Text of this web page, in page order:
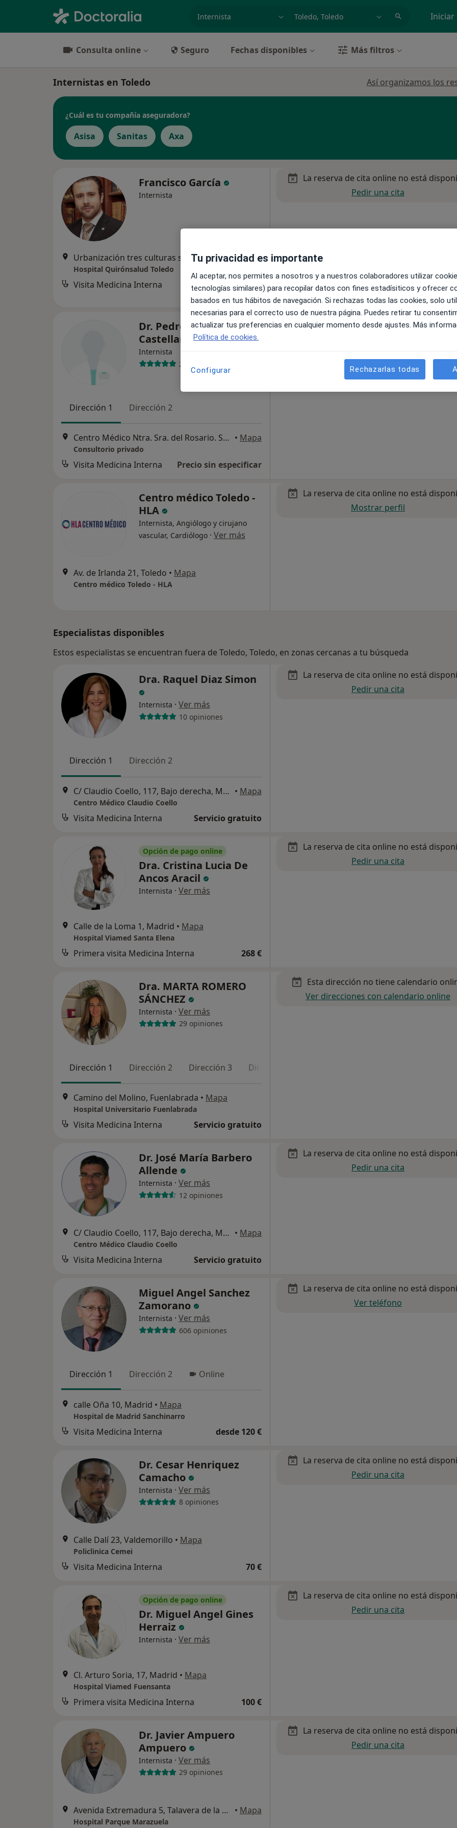
Iniciar
Consulta online Seguro Fechas disponibles Más filtros
Internistas en Toledo Así organizamos los
¿Cuál es tu compañía aseguradora?
Asisa Sanitas Axa
Francisco García
Internista
Urbanización tres culturas s/n, Toledo•Mapa
Hospital Quirónsalud Toledo
Visita Medicina Interna desde 110 €
La reserva de cita online no está
Pedir una cita
Dr. Pedro Puñal
Castellano
Internista
2 opiniones
Dirección 1 Dirección 2
Centro Médico Ntra. Sra. del Rosario. San Pedro el Verde, 3., Toledo • Mapa
Consultorio privado
Visita Medicina Interna Precio sin especificar
La reserva de cita online no está
Centro médico Toledo -
HLA
Internista, Angiólogo y cirujano
vascular, Cardiólogo · Ver más
Av. de Irlanda 21, Toledo • Mapa
Centro médico Toledo - HLA
La reserva de cita online no está
Mostrar perfil
Especialistas disponibles
Estos especialistas se encuentran fuera de Toledo, Toledo, en zonas cercanas a tu búsqueda
Dra. Raquel Diaz Simon
Internista · Ver más
10 opiniones
Dirección 1 Dirección 2
C/ Claudio Coello, 117, Bajo derecha, Madrid • Mapa
Centro Médico Claudio Coello
Visita Medicina Interna Servicio gratuito
La reserva de cita online no está
Pedir una cita
Opción de pago online
Dra. Cristina Lucia De
Ancos Aracil
Internista · Ver más
Calle de la Loma 1, Madrid • Mapa
Hospital Viamed Santa Elena
Primera visita Medicina Interna 268 €
La reserva de cita online no está
Pedir una cita
Dra. MARTA ROMERO
SÁNCHEZ
Internista · Ver más
29 opiniones
Dirección 1 Dirección 2 Dirección 3 Dirección 4
Camino del Molino, Fuenlabrada • Mapa
Hospital Universitario Fuenlabrada
Visita Medicina Interna Servicio gratuito
Esta dirección no tiene calendario
Ver direcciones con calendario online
Dr. José María Barbero
Allende
Internista · Ver más
12 opiniones
C/ Claudio Coello, 117, Bajo derecha, Madrid • Mapa
Centro Médico Claudio Coello
Visita Medicina Interna Servicio gratuito
La reserva de cita online no está
Pedir una cita
Miguel Angel Sanchez
Zamorano
Internista · Ver más
606 opiniones
Dirección 1 Dirección 2 Online
calle Oña 10, Madrid • Mapa
Hospital de Madrid Sanchinarro
Visita Medicina Interna desde 120 €
La reserva de cita online no está
Ver teléfono
Dr. Cesar Henriquez
Camacho
Internista · Ver más
8 opiniones
Calle Dalí 23, Valdemorillo • Mapa
Policlinica Cemei
Visita Medicina Interna 70 €
La reserva de cita online no está
Pedir una cita
Opción de pago online
Dr. Miguel Angel Gines
Herraiz
Internista · Ver más
Cl. Arturo Soria, 17, Madrid • Mapa
Hospital Viamed Fuensanta
Primera visita Medicina Interna 100 €
La reserva de cita online no está
Pedir una cita
Dr. Javier Ampuero
Ampuero
Internista · Ver más
29 opiniones
Avenida Extremadura 5, Talavera de la Reina • Mapa
Hospital Parque Marazuela
La reserva de cita online no está
Pedir una cita
Tu privacidad es importante
Al aceptar, nos permites a nosotros y a nuestros colaboradores utilizar
tecnologías similares) para recopilar datos con fines estadísiticos y ofrecer
basados en tus hábitos de navegación. Si rechazas todas las cookies, solo
necesarias para el correcto uso de nuestra página. Puedes retirar tu
actualizar tus preferencias en cualquier momento desde ajustes. Más
Política de cookies.
Configurar Rechazarlas todas